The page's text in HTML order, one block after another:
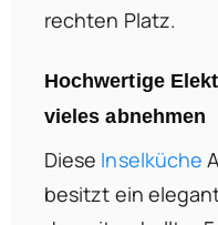
rechten Platz.
Hochwertige
vieles abnehmen
Diese Inselküche
besitzt ein